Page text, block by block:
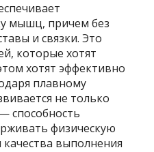
мышц, причем без
и связки. Это
которые хотят
хотят эффективно
плавному
не только
способность
физическую
выполнения